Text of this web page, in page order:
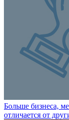
Больше бизнеса,
отличается от